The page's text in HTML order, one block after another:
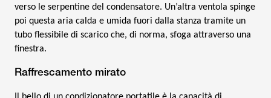
verso le serpentine del condensatore. Un’altra ventola spinge
poi questa aria calda e umida fuori dalla stanza tramite un
tubo flessibile di scarico che, di norma, sfoga attraverso una
finestra.
Raffrescamento mirato